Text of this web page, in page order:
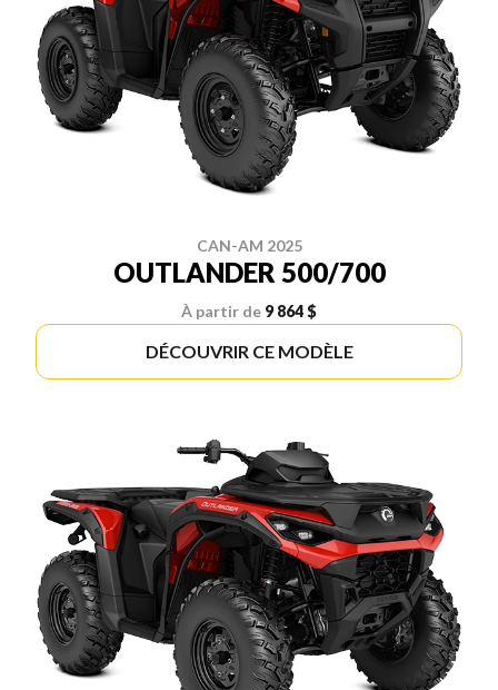
CAN-AM 2025
OUTLANDER 500/700
À partir de 9 864 $
DÉCOUVRIR CE MODÈLE